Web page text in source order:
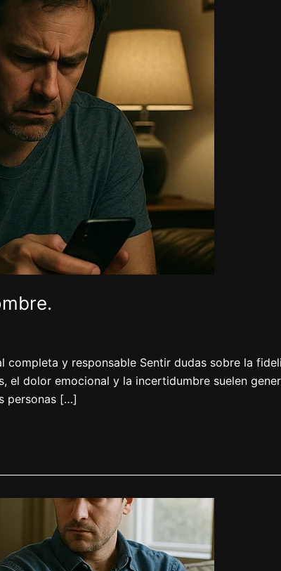
y responsable Sentir dudas sobre la
el dolor emocional y la incertidumbre suelen
personas […]